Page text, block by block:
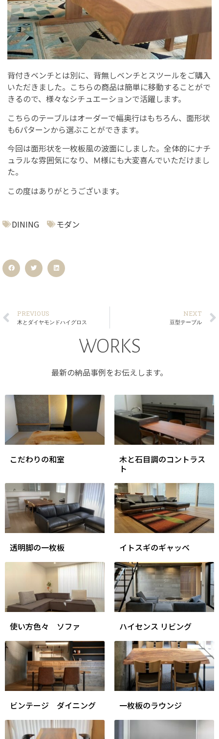
背付きベンチとは別に、背無しベンチとスツールをご購入
いただきました。こちらの商品は簡単に移動することがで
きるので、様々なシチュエーションで活躍します。
こちらのテーブルはオーダーで幅奥行はもちろん、面形状
も6パターンから選ぶことができます。
今回は面形状を一枚板風の波面にしました。全体的にナチ
ュラルな雰囲気になり、Ｍ様にも大変喜んでいただけまし
た。
この度はありがとうございます。
DINING モダン
PREVIOUS
木とダイヤモンドハイグロス
NEXT
豆型テーブル
WORKS
最新の納品事例をお伝えします。
こだわりの和室 木と石目調のコントラス
ト
透明脚の一枚板 イトスギのギャッベ
使い方色々 ソファ ハイセンス リビング
ビンテージ ダイニング 一枚板のラウンジ